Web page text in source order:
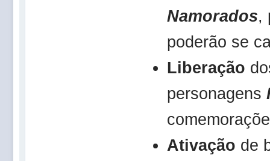
Namorados,
poderão se
Liberação
personagens
Ativação de